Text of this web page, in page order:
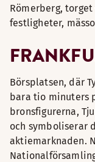
Römerberg,
festligheter,
Börsplatsen, där
bara tio minuters
bronsfigurerna,
och symboliserar
aktiemarknaden.